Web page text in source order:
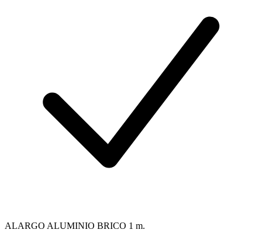
ALARGO ALUMINIO BRICO 1 m.